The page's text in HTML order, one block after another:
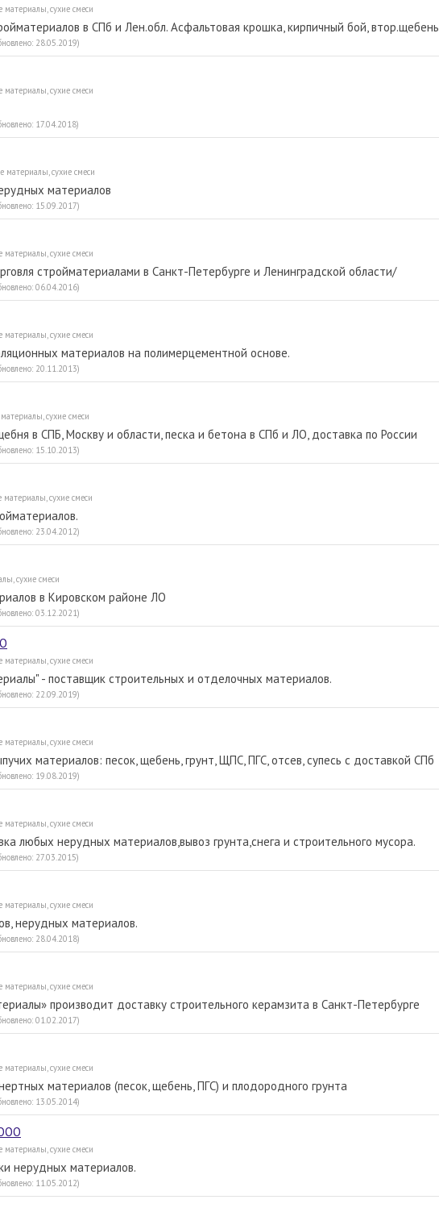
материалы, сухие смеси
в СПб и Лен.обл. Асфальтовая крошка, кирпичный бой, втор.щебень
28.05.2019)
материалы, сухие смеси
17.04.2018)
материалы, сухие смеси
материалов
15.09.2017)
материалы, сухие смеси
стройматериалами в Санкт-Петербурге и Ленинградской области/
06.04.2016)
материалы, сухие смеси
материалов на полимерцементной основе.
20.11.2013)
сухие смеси
в СПБ, Москву и области, песка и бетона в СПб и ЛО, доставка по России
15.10.2013)
материалы, сухие смеси
23.04.2012)
сухие смеси
в Кировском районе ЛО
03.12.2021)
материалы, сухие смеси
- поставщик строительных и отделочных материалов.
22.09.2019)
материалы, сухие смеси
материалов: песок, щебень, грунт, ЩПС, ПГС, отсев, супесь с доставкой СПб
19.08.2019)
материалы, сухие смеси
любых нерудных материалов,вывоз грунта,снега и строительного мусора.
27.03.2015)
материалы, сухие смеси
нерудных материалов.
28.04.2018)
материалы, сухие смеси
производит доставку строительного керамзита в Санкт-Петербурге
01.02.2017)
материалы, сухие смеси
материалов (песок, щебень, ПГС) и плодородного грунта
13.05.2014)
материалы, сухие смеси
нерудных материалов.
11.05.2012)